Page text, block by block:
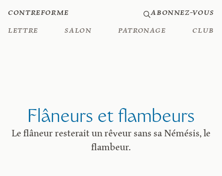
Contreforme
Lettre
Salon Patronage Club
Abonnez-vous
Flâneurs et flambeurs
Le flâneur resterait un rêveur sans sa Némésis, le
flambeur.